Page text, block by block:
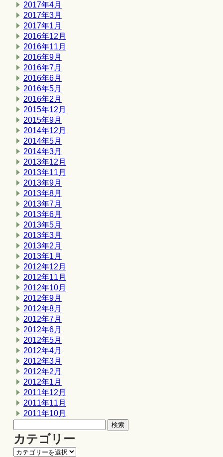
2017年4月
2017年3月
2017年1月
2016年12月
2016年11月
2016年9月
2016年7月
2016年6月
2016年5月
2016年2月
2015年12月
2015年9月
2014年12月
2014年5月
2014年3月
2013年12月
2013年11月
2013年9月
2013年8月
2013年7月
2013年6月
2013年5月
2013年3月
2013年2月
2013年1月
2012年12月
2012年11月
2012年10月
2012年9月
2012年8月
2012年7月
2012年6月
2012年5月
2012年4月
2012年3月
2012年2月
2012年1月
2011年12月
2011年11月
2011年10月
カテゴリー